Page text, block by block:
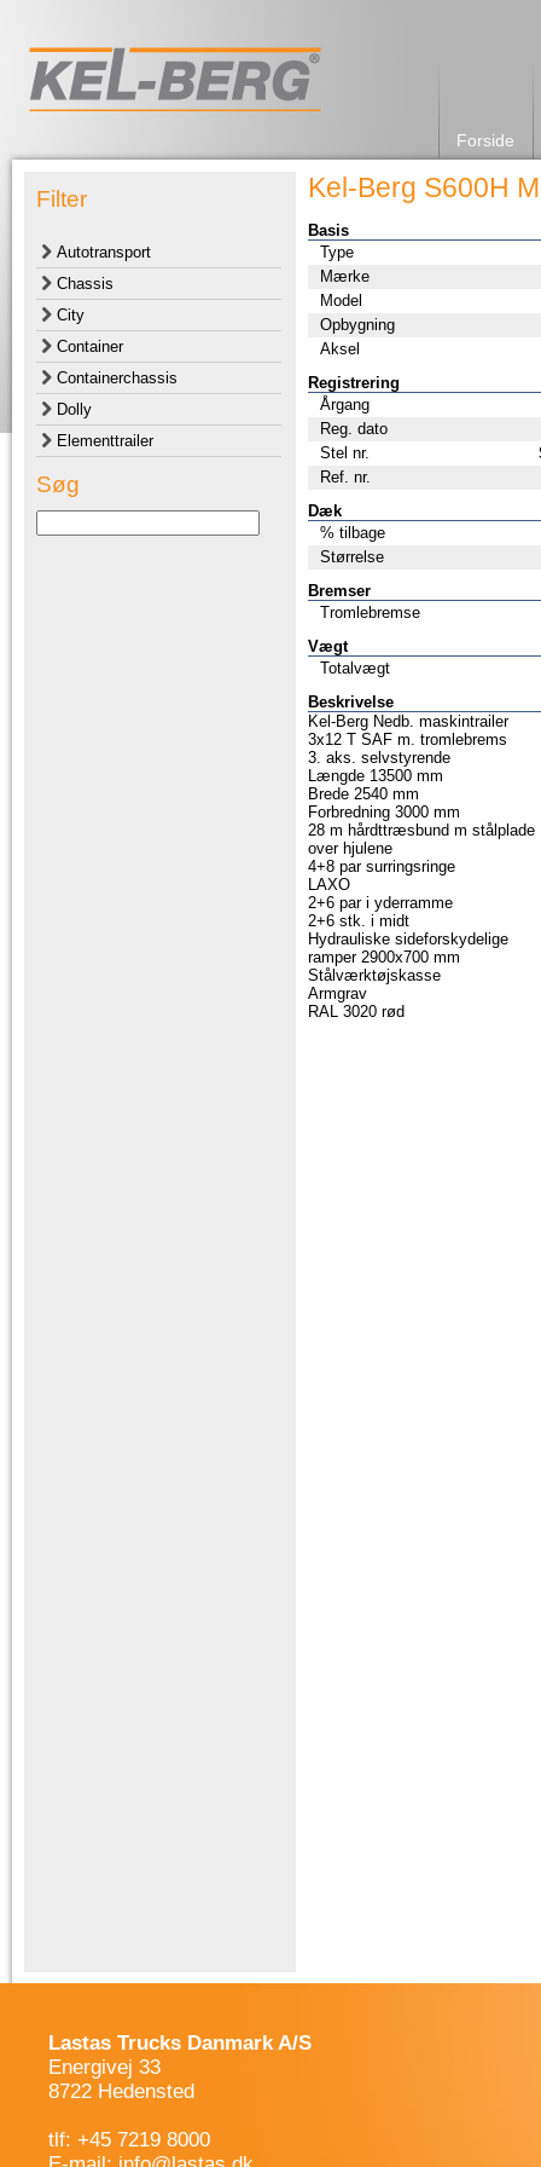
Forside
Filter
Autotransport
Chassis
City
Container
Containerchassis
Dolly
Elementtrailer
Søg
Kel-Berg S600H
Basis
Type
Mærke
Model
Opbygning
Aksel
Registrering
Årgang
Reg. dato
Stel nr.
Ref. nr.
Dæk
% tilbage
Størrelse
Bremser
Tromlebremse
Vægt
Totalvægt
Beskrivelse
Kel-Berg Nedb. maskintrailer
3x12 T SAF m. tromlebrems
3. aks. selvstyrende
Længde 13500 mm
Brede 2540 mm
Forbredning 3000 mm
28 m hårdttræsbund m stålplade
over hjulene
4+8 par surringsringe
LAXO
2+6 par i yderramme
2+6 stk. i midt
Hydrauliske sideforskydelige
ramper 2900x700 mm
Stålværktøjskasse
Armgrav
RAL 3020 rød
Lastas Trucks Danmark A/S
Energivej 33
8722 Hedensted
tlf: +45 7219 8000